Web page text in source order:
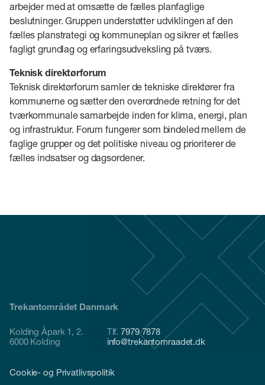
arbejder med at omsætte de fælles planfaglige
beslutninger. Gruppen understøtter udviklingen af den
fælles planstrategi og kommuneplan og sikrer et fælles
fagligt grundlag og erfaringsudveksling på tværs.
Teknisk direktørforum
Teknisk direktørforum samler de tekniske direktører fra
kommunerne og sætter den overordnede retning for det
tværkommunale samarbejde inden for klima, energi, plan
og infrastruktur. Forum fungerer som bindeled mellem de
faglige grupper og det politiske niveau og prioriterer de
fælles indsatser og dagsordener.
Trekantområdet Danmark
Kolding Åpark 1, 2.
6000 Kolding
Tlf.7979 7878
info@trekantomraadet.dk
Cookie- og Privatlivspolitik